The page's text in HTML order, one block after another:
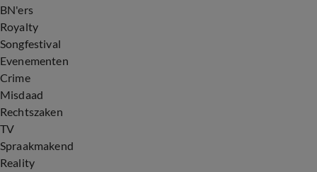
BN'ers
Royalty
Songfestival
Evenementen
Crime
Misdaad
Rechtszaken
TV
Spraakmakend
Reality